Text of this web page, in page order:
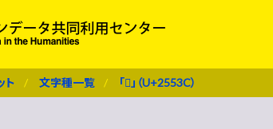
ト 文字種一覧 「𥔼」（U+2553C）